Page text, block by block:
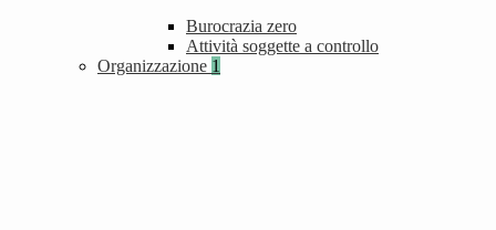
Burocrazia zero
Attività soggette a controllo
Organizzazione 1